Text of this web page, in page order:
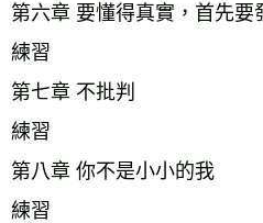
第六章 要懂得真實，首先
練習
第七章 不批判
練習
第八章 你不是小小的我
練習